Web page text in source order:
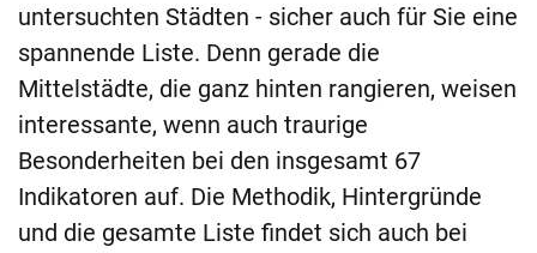
untersuchten Städten - sicher auch für Sie eine
spannende Liste. Denn gerade die
Mittelstädte, die ganz hinten rangieren, weisen
interessante, wenn auch traurige
Besonderheiten bei den insgesamt 67
Indikatoren auf. Die Methodik, Hintergründe
und die gesamte Liste findet sich auch bei